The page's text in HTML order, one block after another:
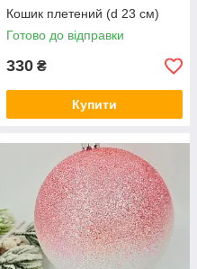
Кошик плетений (d 23 см)
Готово до відправки
330 ₴
Купити